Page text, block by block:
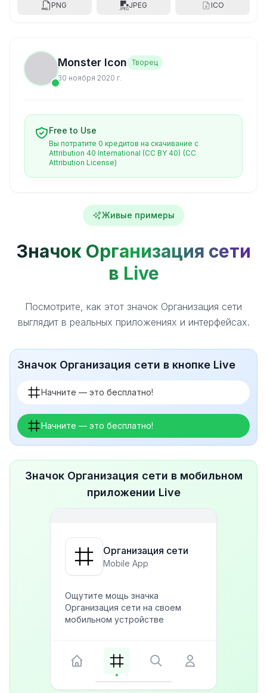
PNG JPEG ICO
Monster Icon Творец
30 ноября 2020 г.
Free to Use
Вы потратите 0 кредитов на скачивание с
Attribution 40 International (CC BY 40) (CC
Attribution License)
Живые примеры
Значок Организация сети
в Live
Посмотрите, как этот значок Организация сети
выглядит в реальных приложениях и интерфейсах.
Значок Организация сети в кнопке Live
Начните — это бесплатно!
Начните — это бесплатно!
Значок Организация сети в мобильном
приложении Live
Организация сети
Mobile App
Ощутите мощь значка
Организация сети на своем
мобильном устройстве